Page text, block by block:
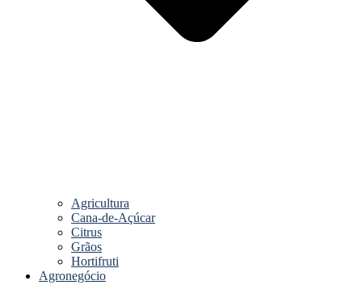
Agricultura
Cana-de-Açúcar
Citrus
Grãos
Hortifruti
Agronegócio